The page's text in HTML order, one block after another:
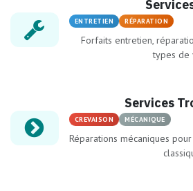
ENTRETIEN RÉPARATION
Forfaits entretien,
types de
Services
CREVAISON MÉCANIQUE
Réparations mécaniques